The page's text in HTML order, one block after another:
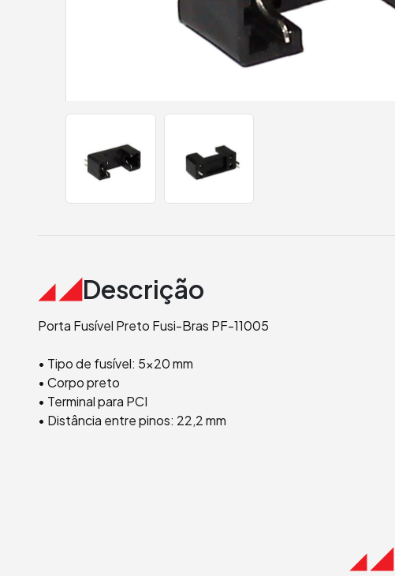
Descrição
Porta Fusível Preto Fusi-Bras PF-11005
• Tipo de fusível: 5x20 mm
• Corpo preto
• Terminal para PCI
• Distância entre pinos: 22,2 mm